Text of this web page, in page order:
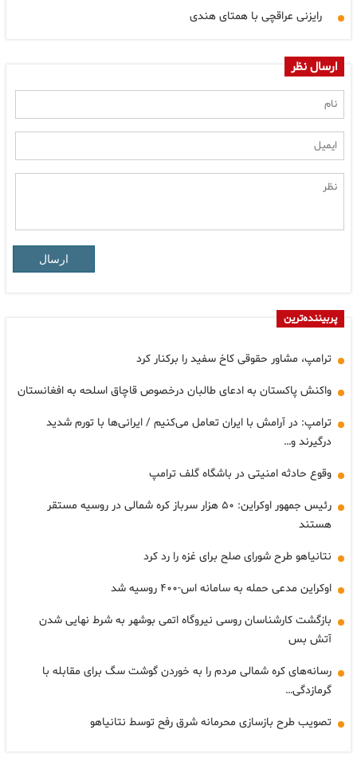
رایزنی عراقچی با همتای هندی
ارسال نظر
ارسال
پربیننده‌ترین
ترامپ، مشاور حقوقی کاخ سفید را برکنار کرد
واکنش پاکستان به ادعای طالبان درخصوص قاچاق اسلحه به افغانستان
ترامپ: در آرامش با ایران تعامل می‌کنیم / ایرانی‌ها با تورم شدید
درگیرند و…
وقوع حادثه امنیتی در باشگاه گلف ترامپ
رئیس جمهور اوکراین: ۵۰ هزار سرباز کره شمالی در روسیه مستقر
هستند
نتانیاهو طرح شورای صلح برای غزه را رد کرد
اوکراین مدعی حمله به سامانه اس-۴۰۰ روسیه شد
بازگشت کارشناسان روسی نیروگاه اتمی بوشهر به شرط نهایی شدن
آتش بس
رسانه‌های کره شمالی مردم را به خوردن گوشت سگ برای مقابله با
گرمازدگی…
تصویب طرح بازسازی محرمانه شرق رفح توسط نتانیاهو